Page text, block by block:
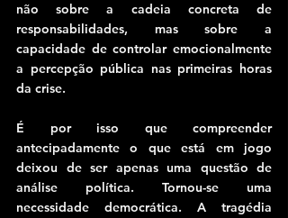
não sobre a cadeia concreta de
responsabilidades, mas sobre a
capacidade de controlar emocionalmente
a percepção pública nas primeiras horas
da crise.
É por isso que compreender
antecipadamente o que está em jogo
deixou de ser apenas uma questão de
análise política. Tornou-se uma
necessidade democrática. A tragédia